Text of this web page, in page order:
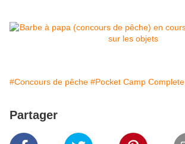
#Concours de pêche #Pocket Camp Complete
Partager